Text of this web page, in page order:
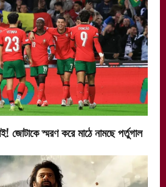
জোটাকে স্মরণ করে মাঠে নামছে পর্তুগাল